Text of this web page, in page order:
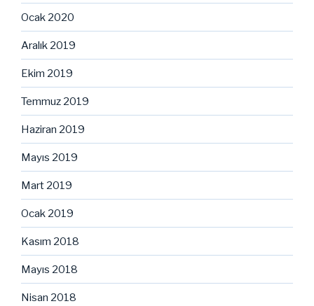
Ocak 2020
Aralık 2019
Ekim 2019
Temmuz 2019
Haziran 2019
Mayıs 2019
Mart 2019
Ocak 2019
Kasım 2018
Mayıs 2018
Nisan 2018